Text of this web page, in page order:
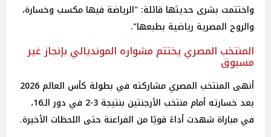
واختتمت بشرى حديثها قائلة: "الرياضة فيها مكسب وخسارة،
والروح المصرية رياضية بطبعها".
المنتخب المصري يختتم مشواره المونديالي بإنجاز غير
مسبوق
أنهى المنتخب المصري مشاركته في بطولة كأس العالم 2026
بعد خسارته أمام منتخب الأرجنتين بنتيجة 3-2 في دور الـ16،
في مباراة شهدت أداءً قويًا من الفراعنة حتى اللحظات الأخيرة.